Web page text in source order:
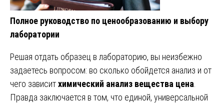
Полное руководство по ценообразованию и выбору
лаборатории
Решая отдать образец в лабораторию, вы неизбежно
задаетесь вопросом: во сколько обойдется анализ и от
чего зависитхимический анализ вещества цена
Правда заключается в том, что единой, универсальной